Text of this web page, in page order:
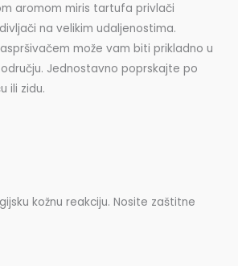
aromom miris tartufa privlači
na velikim udaljenostima.
može vam biti prikladno u
Jednostavno poprskajte po
ili zidu.
kožnu reakciju. Nosite zaštitne